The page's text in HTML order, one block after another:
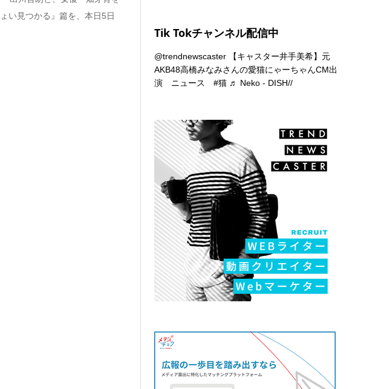
い見つかる』篇を、本日5日
Tik Tokチャンネル配信中
@trendnewscaster 【キャスター井手美希】元
AKB48高橋みなみさんの愛猫にゃーちゃんCM出
演 ニュース#猫 ♬ Neko - DISH//